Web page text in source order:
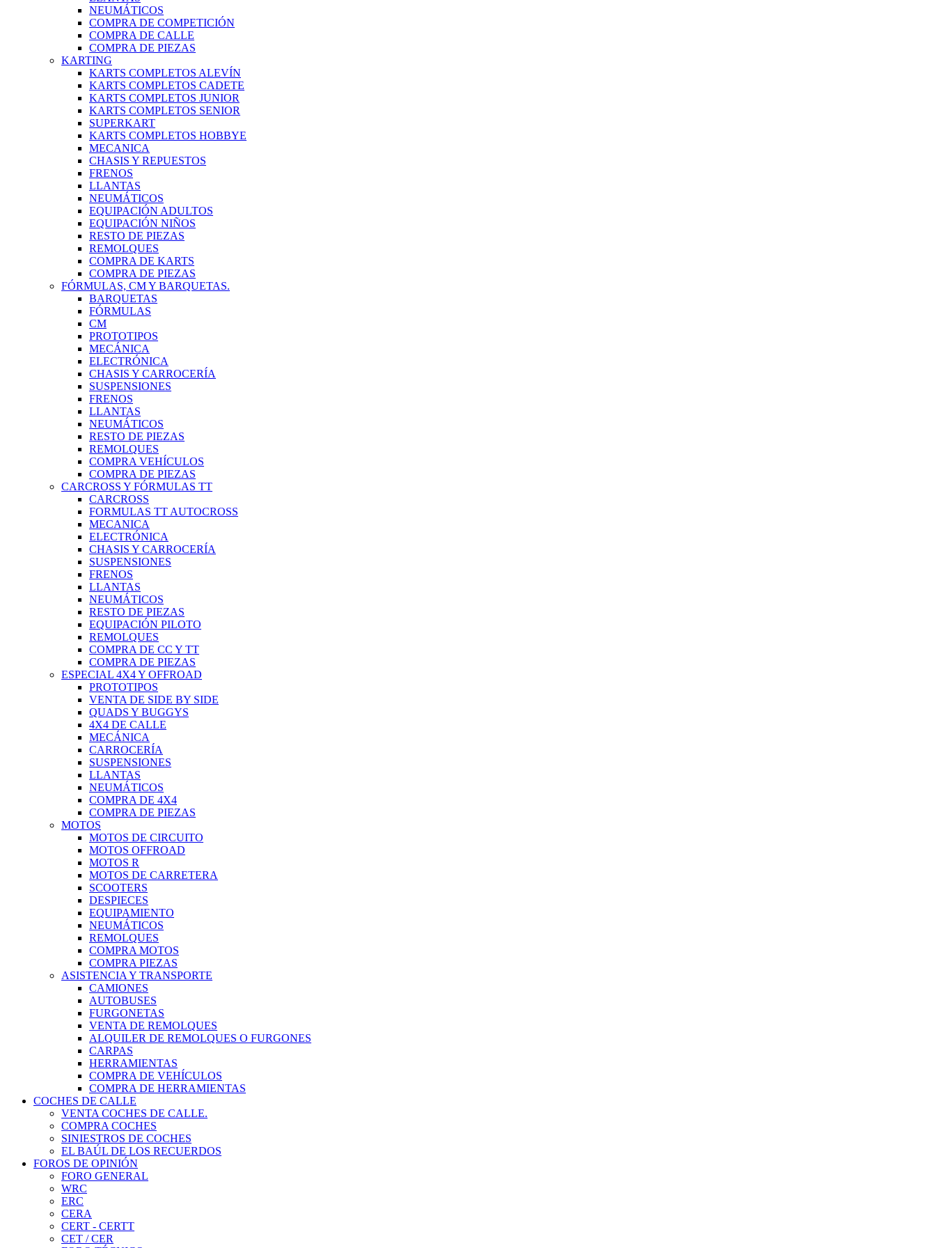
NEUMÁTICOS
COMPRA DE COMPETICIÓN
COMPRA DE CALLE
COMPRA DE PIEZAS
KARTING
KARTS COMPLETOS ALEVÍN
KARTS COMPLETOS CADETE
KARTS COMPLETOS JUNIOR
KARTS COMPLETOS SENIOR
SUPERKART
KARTS COMPLETOS HOBBYE
MECANICA
CHASIS Y REPUESTOS
FRENOS
LLANTAS
NEUMÁTICOS
EQUIPACIÓN ADULTOS
EQUIPACIÓN NIÑOS
RESTO DE PIEZAS
REMOLQUES
COMPRA DE KARTS
COMPRA DE PIEZAS
FÓRMULAS, CM Y BARQUETAS.
BARQUETAS
FÓRMULAS
CM
PROTOTIPOS
MECÁNICA
ELECTRÓNICA
CHASIS Y CARROCERÍA
SUSPENSIONES
FRENOS
LLANTAS
NEUMÁTICOS
RESTO DE PIEZAS
REMOLQUES
COMPRA VEHÍCULOS
COMPRA DE PIEZAS
CARCROSS Y FÓRMULAS TT
CARCROSS
FORMULAS TT AUTOCROSS
MECANICA
ELECTRÓNICA
CHASIS Y CARROCERÍA
SUSPENSIONES
FRENOS
LLANTAS
NEUMÁTICOS
RESTO DE PIEZAS
EQUIPACIÓN PILOTO
REMOLQUES
COMPRA DE CC Y TT
COMPRA DE PIEZAS
ESPECIAL 4X4 Y OFFROAD
PROTOTIPOS
VENTA DE SIDE BY SIDE
QUADS Y BUGGYS
4X4 DE CALLE
MECÁNICA
CARROCERÍA
SUSPENSIONES
LLANTAS
NEUMÁTICOS
COMPRA DE 4X4
COMPRA DE PIEZAS
MOTOS
MOTOS DE CIRCUITO
MOTOS OFFROAD
MOTOS R
MOTOS DE CARRETERA
SCOOTERS
DESPIECES
EQUIPAMIENTO
NEUMÁTICOS
REMOLQUES
COMPRA MOTOS
COMPRA PIEZAS
ASISTENCIA Y TRANSPORTE
CAMIONES
AUTOBUSES
FURGONETAS
VENTA DE REMOLQUES
ALQUILER DE REMOLQUES O FURGONES
CARPAS
HERRAMIENTAS
COMPRA DE VEHÍCULOS
COMPRA DE HERRAMIENTAS
COCHES DE CALLE
VENTA COCHES DE CALLE.
COMPRA COCHES
SINIESTROS DE COCHES
EL BAÚL DE LOS RECUERDOS
FOROS DE OPINIÓN
FORO GENERAL
WRC
ERC
CERA
CERT - CERTT
CET / CER